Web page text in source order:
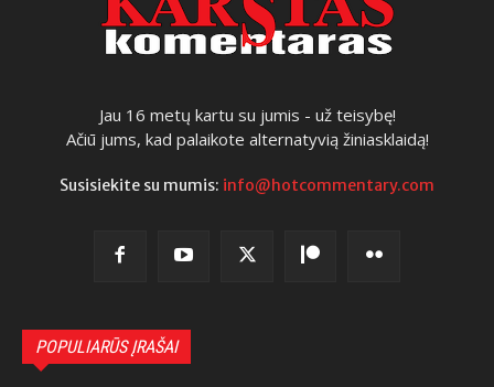
Jau 16 metų kartu su jumis - už teisybę!
Ačiū jums, kad palaikote alternatyvią žiniasklaidą!
Susisiekite su mumis: info@hotcommentary.com
POPULIARŪS ĮRAŠAI